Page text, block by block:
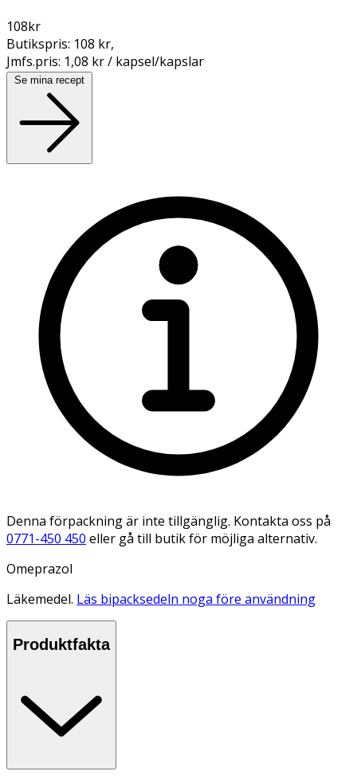
108kr
Butikspris: 108 kr,
Jmfs.pris: 1,08 kr / kapsel/kapslar
Se mina recept
Denna förpackning är inte tillgänglig. Kontakta oss på
0771-450 450 eller gå till butik för möjliga alternativ.
Omeprazol
Läkemedel. Läs bipacksedeln noga före användning
Produktfakta